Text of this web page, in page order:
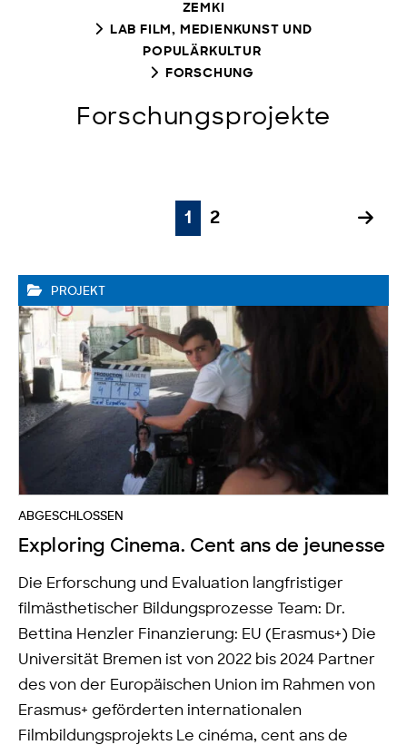
ZEMKI
LAB FILM, MEDIENKUNST UND
POPULÄRKULTUR
FORSCHUNG
Forschungsprojekte
1 2
PROJEKT
ABGESCHLOSSEN
Exploring Cinema. Cent ans de jeunesse
Die Erforschung und Evaluation langfristiger
filmästhetischer Bildungsprozesse Team: Dr.
Bettina Henzler Finanzierung: EU (Erasmus+) Die
Universität Bremen ist von 2022 bis 2024 Partner
des von der Europäischen Union im Rahmen von
Erasmus+ geförderten internationalen
Filmbildungsprojekts Le cinéma, cent ans de